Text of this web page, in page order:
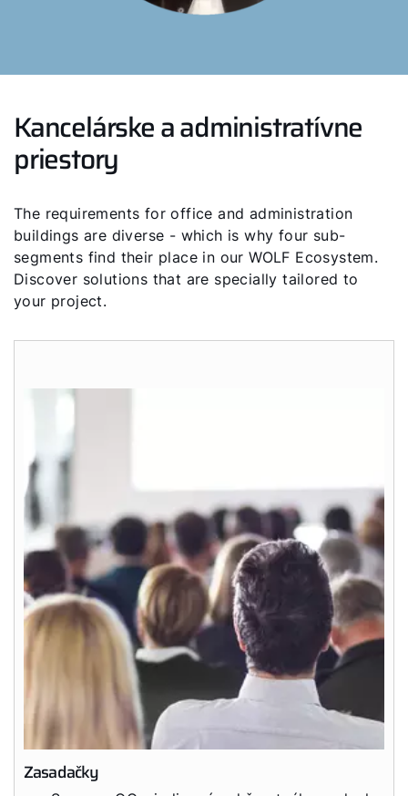
Kancelárske a administratívne
priestory
The requirements for office and administration
buildings are diverse - which is why four sub-
segments find their place in our WOLF Ecosystem.
Discover solutions that are specially tailored to
your project.
Zasadačky
Dobrý deň!
Ako vám môžeme pomôcť?
Služby WOLF